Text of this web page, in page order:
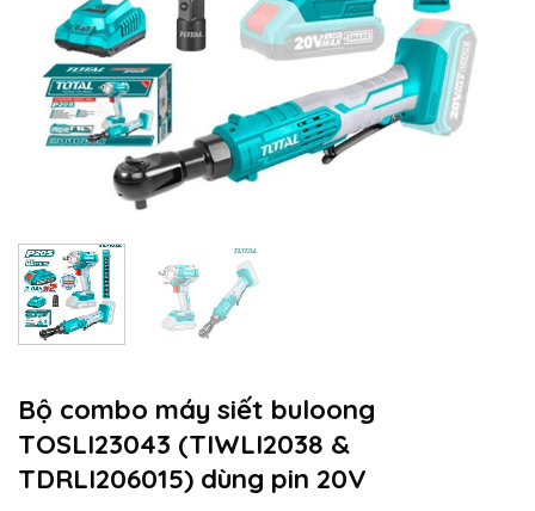
Bộ combo máy siết buloong
TOSLI23043 (TIWLI2038 &
TDRLI206015) dùng pin 20V